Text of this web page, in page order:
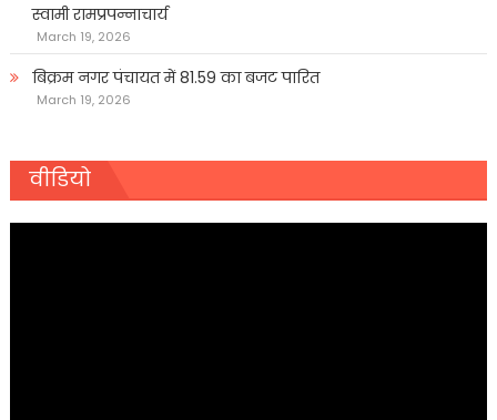
स्वामी रामप्रपन्नाचार्य
March 19, 2026
बिक्रम नगर पंचायत में 81.59 का बजट पारित
March 19, 2026
वीडियो